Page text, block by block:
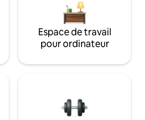
Espace de travail
pour ordinateur